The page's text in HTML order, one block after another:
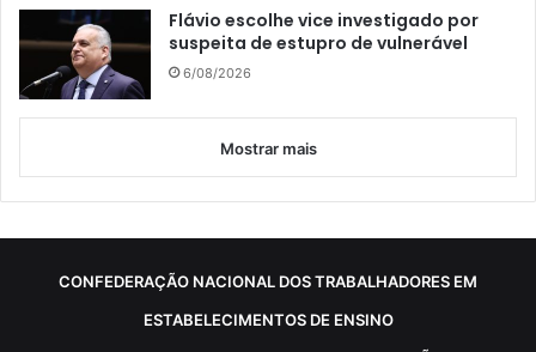
Flávio escolhe vice investigado por
suspeita de estupro de vulnerável
6/08/2026
Mostrar mais
CONFEDERAÇÃO NACIONAL DOS TRABALHADORES EM
ESTABELECIMENTOS DE ENSINO